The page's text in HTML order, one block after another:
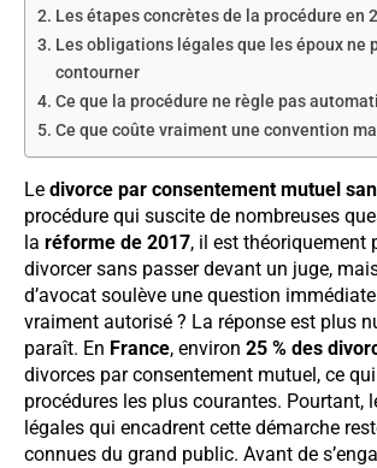
Les étapes concrètes de la procédure en
Les obligations légales que les époux ne
contourner
Ce que la procédure ne règle pas
Ce que coûte vraiment une convention
Le divorce par consentement mutuel
procédure qui suscite de nombreuses
la réforme de 2017, il est théoriquement
divorcer sans passer devant un juge,
d’avocat soulève une question
vraiment autorisé ? La réponse est plus
paraît. En France, environ 25 % des
divorces par consentement mutuel, ce
procédures les plus courantes. Pourtant,
légales qui encadrent cette démarche
connues du grand public. Avant de